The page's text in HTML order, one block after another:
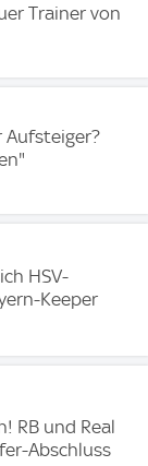
Trainer von
Aufsteiger?
HSV-
Keeper
RB und Real
Abschluss